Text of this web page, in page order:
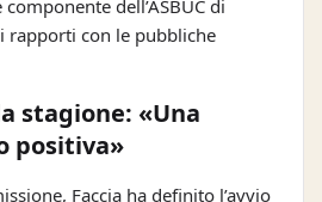
dell’ASBUC di
rapporti con le pubbliche
stagione: «Una
positiva»
Faccia ha definito l’avvio